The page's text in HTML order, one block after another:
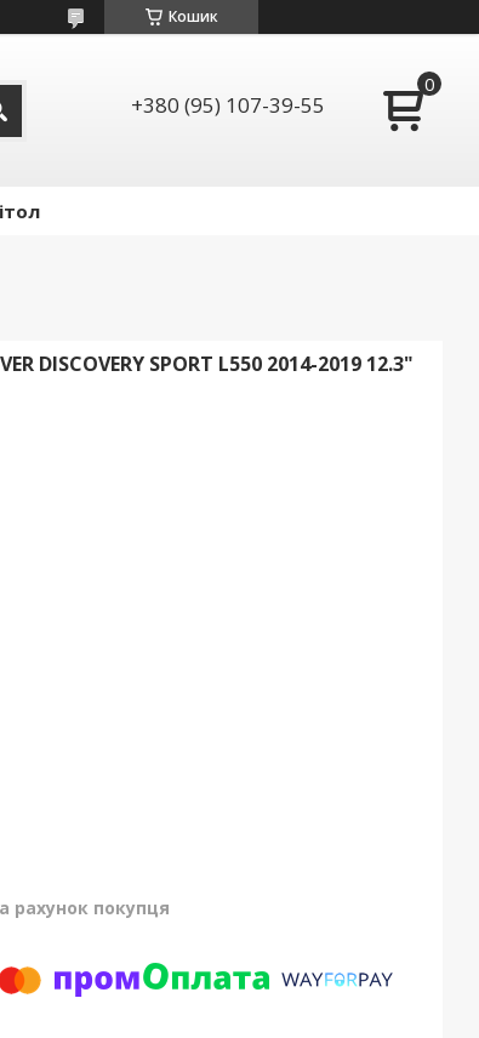
Кошик
+380 (95) 107-39-55
DISCOVERY SPORT L550 2014-2019 12.3"
рахунок покупця